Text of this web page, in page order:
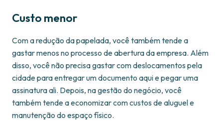
Custo menor
Com a redução da papelada, você também tende a
gastar menos no processo de abertura da empresa. Além
disso, você não precisa gastar com deslocamentos pela
cidade para entregar um documento aqui e pegar uma
assinatura ali. Depois, na gestão do negócio, você
também tende a economizar com custos de aluguel e
manutenção do espaço físico.